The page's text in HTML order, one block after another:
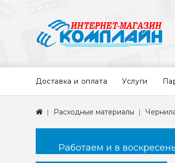
Доставка и оплата Услуги
Расходные материалы
Работаем и в